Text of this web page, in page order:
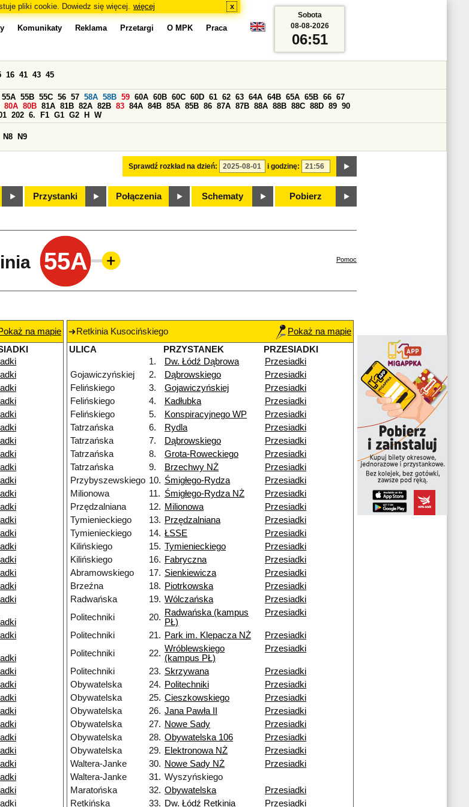
pliki cookie. Dowiedz się więcej. więcej x
Komunikaty Reklama Przetargi O MPK Praca
Sprawdź rozkład na dzień: i godzinę:
16 41 43 45
55A 55B 55C 56 57 58A 58B 59 60A 60B 60C 60D 61 62 63 64A 64B 65A 65B 66 67
80A 80B 81A 81B 82A 82B 83 84A 84B 85A 85B 86 87A 87B 88A 88B 88C 88D 89 90
202 6. F1 G1 G2 H W
N8 N9
Przystanki Połączenia Schematy Pobierz
Sobota
08-08-2026
06:51
55A Pomoc
na mapie
Retkinia Kusocińskiego
Pokaż na mapie
ULICA
PRZYSTANEK
PRZESIADKI
1.
Dw. Łódź Dąbrowa
Przesiadki
Gojawiczyńskiej
2. Dąbrowskiego
Przesiadki
Felińskiego
3. Gojawiczyńskiej
Przesiadki
Felińskiego
4. Kadłubka
Przesiadki
Felińskiego
5. Konspiracyjnego WP
Przesiadki
Tatrzańska
6. Rydla
Przesiadki
Tatrzańska
7. Dąbrowskiego
Przesiadki
Tatrzańska
8. Grota-Roweckiego
Przesiadki
Tatrzańska
9. Brzechwy NŻ
Przesiadki
Przybyszewskiego 10. Śmigłego-Rydza
Przesiadki
Milionowa
11. Śmigłego-Rydza NŻ
Przesiadki
Przędzalniana
12. Milionowa
Przesiadki
Tymienieckiego
13. Przędzalniana
Przesiadki
Tymienieckiego
14. ŁSSE
Przesiadki
Kilińskiego
15. Tymienieckiego
Przesiadki
Kilińskiego
16. Fabryczna
Przesiadki
Abramowskiego
17. Sienkiewicza
Przesiadki
Brzeźna
18. Piotrkowska
Przesiadki
Radwańska
19. Wólczańska
Przesiadki
Politechniki
20. Radwańska (kampus
PŁ)
Przesiadki
Politechniki 21. Park im. Klepacza NŻ
Przesiadki
Politechniki
22. Wróblewskiego
(kampus PŁ)
Przesiadki
Politechniki 23. Skrzywana
Przesiadki
Obywatelska
24. Politechniki
Przesiadki
Obywatelska
25. Cieszkowskiego
Przesiadki
Obywatelska
26. Jana Pawła II
Przesiadki
Obywatelska
27. Nowe Sady
Przesiadki
Obywatelska
28. Obywatelska 106
Przesiadki
Obywatelska
29. Elektronowa NŻ
Przesiadki
Waltera-Janke
30. Nowe Sady NŻ
Przesiadki
Waltera-Janke
31. Wyszyńskiego
Maratońska
32. Obywatelska
Przesiadki
Retkińska
33. Dw. Łódź Retkinia Przesiadki